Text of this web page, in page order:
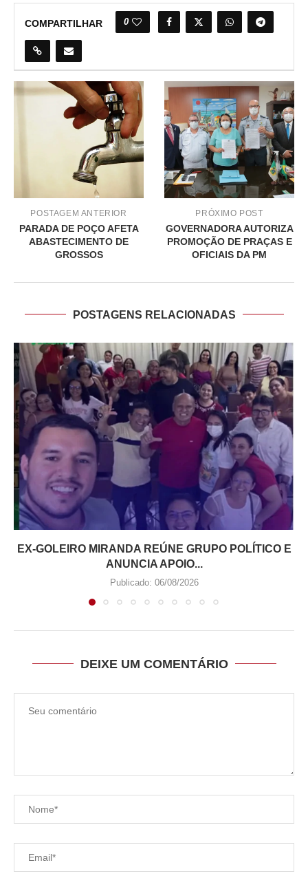
COMPARTILHAR 0
POSTAGEM ANTERIOR
PARADA DE POÇO AFETA
ABASTECIMENTO DE
GROSSOS
PRÓXIMO POST
GOVERNADORA AUTORIZA
PROMOÇÃO DE PRAÇAS E
OFICIAIS DA PM
POSTAGENS RELACIONADAS
EX-GOLEIRO MIRANDA REÚNE GRUPO POLÍTICO E
ANUNCIA APOIO...
Publicado: 06/08/2026
DEIXE UM COMENTÁRIO